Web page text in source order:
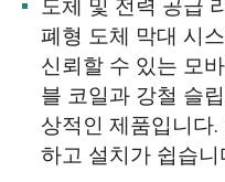
도체 및 전력 공급
폐형 도체 막대 시
신뢰할 수 있는 모
블 코일과 강철 슬
상적인 제품입니다
하고 설치가 쉽습니